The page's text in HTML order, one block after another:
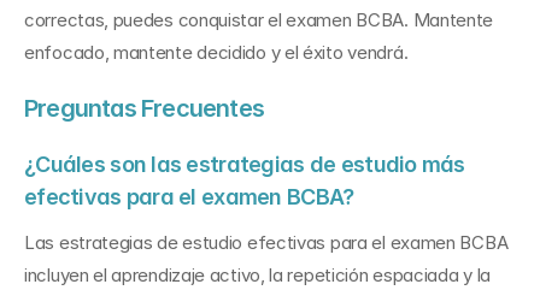
correctas, puedes conquistar el examen BCBA. Mantente
enfocado, mantente decidido y el éxito vendrá.
Preguntas Frecuentes
¿Cuáles son las estrategias de estudio más
efectivas para el examen BCBA?
Las estrategias de estudio efectivas para el examen BCBA
incluyen el aprendizaje activo, la repetición espaciada y la